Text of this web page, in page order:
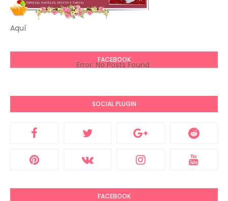
Aquí
FACEBOOK
Error: No Posts Found
SOCIAL PLUGIN
FACEBOOK